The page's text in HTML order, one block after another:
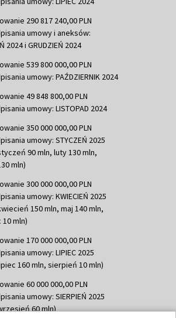
290 817 240,00 PLN
umowy i aneksów:
2024 i GRUDZIEŃ 2024
539 800 000,00 PLN
umowy: PAŹDZIERNIK 2024
49 848 800,00 PLN
umowy: LISTOPAD 2024
350 000 000,00 PLN
umowy: STYCZEŃ 2025
90 mln, luty 130 mln,
mln)
300 000 000,00 PLN
umowy: KWIECIEŃ 2025
150 mln, maj 140 mln,
mln)
170 000 000,00 PLN
umowy: LIPIEC 2025
160 mln, sierpień 10 mln)
60 000 000,00 PLN
umowy: SIERPIEŃ 2025
60 mln)